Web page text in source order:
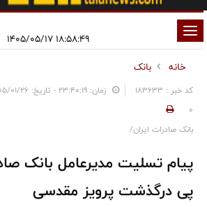
تغییر
وضعیت
ناوبری
۱۸:۵۸:۴۹ ۱۴۰۵/۰۵/۱۷
خانه
بانک
کد خبر : 183633 زمان: ۲۳:۴۰:۱۹ - تاریخ: ۱۴۰۵/۰۱/۲۶
0
بانک صادرات ایران/
پیام تسلیت مدیرعامل بانک
پی درگذشت پرویز مقدسی